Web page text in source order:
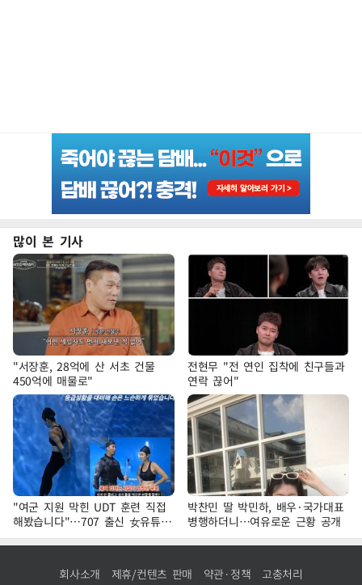
많이 본 기사
"서장훈, 28억에 산 서초 건물
450억에 매물로"
전현무 "전 연인 집착에 친구들과
연락 끊어"
"여군 지원 막힌 UDT 훈련 직접
해봤습니다"…707 출신 女유튜버
'완벽 소화'
박찬민 딸 박민하, 배우·국가대표
병행하더니…여유로운 근황 공개
회사소개 제휴/컨텐츠 판매 약관·정책 고충처리